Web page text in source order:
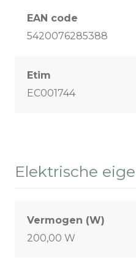
EAN code
5420076285388
Etim
EC001744
Elektrische
Vermogen (W)
200,00 W